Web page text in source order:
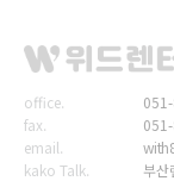
office.
fax.
email.
kako Talk.
부산